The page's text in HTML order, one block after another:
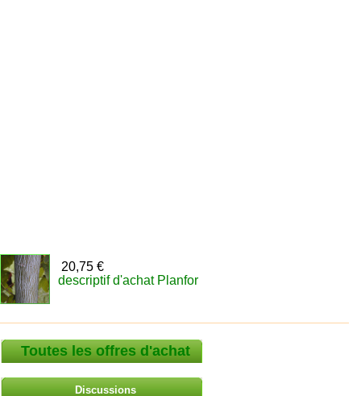
20,75 €
descriptif d'achat Planfor
Toutes les offres d'achat
Discussions